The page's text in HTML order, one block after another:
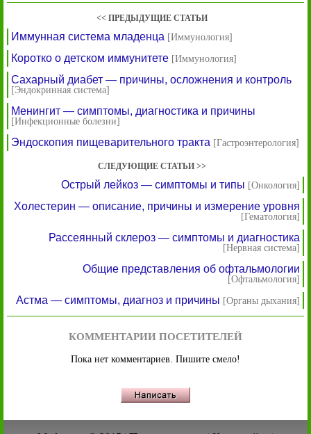
<< ПРЕДЫДУЩИЕ СТАТЬИ
Иммунная система младенца [Иммунология]
Коротко о детском иммунитете [Иммунология]
Сахарный диабет — причины, осложнения и контроль
[Эндокринная система]
Менингит — симптомы, диагностика и причины
[Инфекционные болезни]
Эндоскопия пищеварительного тракта [Гастроэнтерология]
СЛЕДУЮЩИЕ СТАТЬИ >>
Острый лейкоз — симптомы и типы [Онкология]
Холестерин — описание, причины и измерение уровня
[Гематология]
Рассеянный склероз — симптомы и диагностика
[Нервная система]
Общие представления об офтальмологии
[Офтальмология]
Астма — симптомы, диагноз и причины [Органы дыхания]
КОММЕНТАРИИ ПОСЕТИТЕЛЕЙ
Пока нет комментариев. Пишите смело!